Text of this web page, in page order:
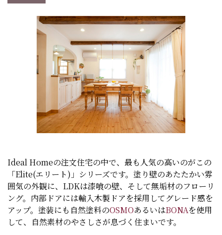
Ideal Homeの注文住宅の中で、最も人気の高いのがこの
「Elite(エリート)」シリーズです。塗り壁のあたたかい雰
囲気の外観に、LDKは漆喰の壁、そして無垢材のフローリ
ング。内部ドアには輸入木製ドアを採用してグレード感を
アップ。塗装にも自然塗料のOSMOあるいはBONAを使用
して、自然素材のやさしさが息づく住まいです。